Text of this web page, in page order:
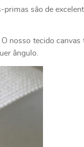
são de
nosso tecido
ângulo.